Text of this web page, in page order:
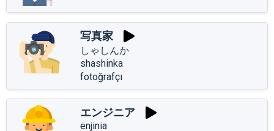
写真家
しゃしんか
shashinka
fotoğrafçı
エンジニア
enjinia